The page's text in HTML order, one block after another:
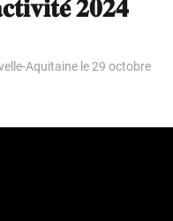
𝟐𝟎𝟐𝟒
Aquitaine le29 octobre